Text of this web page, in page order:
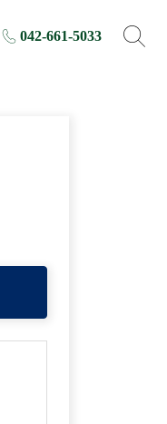
042-661-5033